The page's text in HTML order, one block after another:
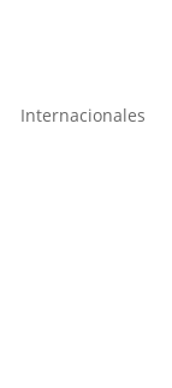
Internacionales